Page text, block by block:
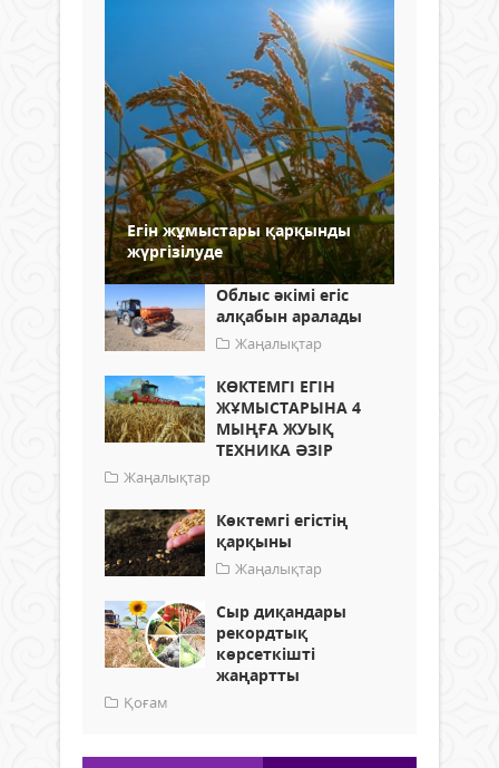
Егін жұмыстары қарқынды
жүргізілуде
Облыс әкімі егіс
алқабын аралады
Жаңалықтар
КӨКТЕМГІ ЕГІН
ЖҰМЫСТАРЫНА 4
МЫҢҒА ЖУЫҚ
ТЕХНИКА ӘЗІР
Жаңалықтар
Көктемгі егістің
қарқыны
Жаңалықтар
Сыр диқандары
рекордтық
көрсеткішті
жаңартты
Қоғам